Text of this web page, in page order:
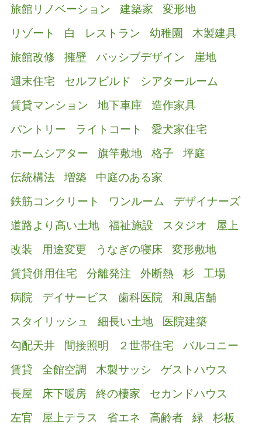
旅館リノベーション
建築家
変形地
リゾート
白 レストラン 幼稚園
木製建具
旅館改修
擁壁 パッシブデザイン
崖地
週末住宅
セルフビルド
シアタールーム
賃貸マンション
地下車庫
造作家具
パントリー
ライトコート
愛犬家住宅
ホームシアター
旗竿敷地 格子
坪庭
伝統構法
増築
中庭のある家
鉄筋コンクリート
ワンルーム
デザイナーズ
道路より高い土地
福祉施設 スタジオ
屋上
改装
用途変更 うなぎの寝床
変形敷地
賃貸併用住宅
分離発注 外断熱 杉
工場
病院
デイサービス 歯科医院
和風店舗
スタイリッシュ
細長い土地
医院建築
勾配天井
間接照明 ２世帯住宅
バルコニー
賃貸
全館空調 木製サッシ
ゲストハウス
長屋
床下暖房 終の棲家
セカンドハウス
左官
屋上テラス 省エネ 高齢者 緑
杉板